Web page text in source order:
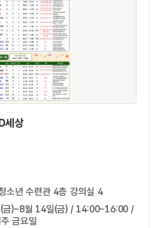
세상
소년 수련관 4층 강의실 4
금)~8월 14일(금) / 14:00~16:00 /
금요일